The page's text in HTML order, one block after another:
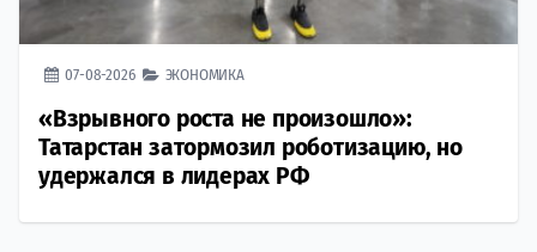
07-08-2026 ЭКОНОМИКА
«Взрывного роста не произошло»:
Татарстан затормозил роботизацию, но
удержался в лидерах РФ